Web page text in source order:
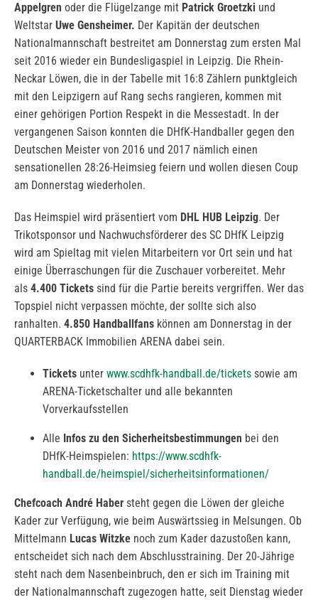
Appelgren oder die Flügelzange mit Patrick Groetzki und
Weltstar Uwe Gensheimer. Der Kapitän der deutschen
Nationalmannschaft bestreitet am Donnerstag zum ersten Mal
seit 2016 wieder ein Bundesligaspiel in Leipzig. Die Rhein-
Neckar Löwen, die in der Tabelle mit 16:8 Zählern punktgleich
mit den Leipzigern auf Rang sechs rangieren, kommen mit
einer gehörigen Portion Respekt in die Messestadt. In der
vergangenen Saison konnten die DHfK-Handballer gegen den
Deutschen Meister von 2016 und 2017 nämlich einen
sensationellen 28:26-Heimsieg feiern und wollen diesen Coup
am Donnerstag wiederholen.
Das Heimspiel wird präsentiert vom DHL HUB Leipzig. Der
Trikotsponsor und Nachwuchsförderer des SC DHfK Leipzig
wird am Spieltag mit vielen Mitarbeitern vor Ort sein und hat
einige Überraschungen für die Zuschauer vorbereitet. Mehr
als 4.400 Tickets sind für die Partie bereits vergriffen. Wer das
Topspiel nicht verpassen möchte, der sollte sich also
ranhalten. 4.850 Handballfans können am Donnerstag in der
QUARTERBACK Immobilien ARENA dabei sein.
Tickets unter www.scdhfk-handball.de/tickets sowie am
ARENA-Ticketschalter und alle bekannten
Vorverkaufsstellen
Alle Infos zu den Sicherheitsbestimmungen bei den
DHfK-Heimspielen: https://www.scdhfk-
handball.de/heimspiel/sicherheitsinformationen/
Chefcoach André Haber steht gegen die Löwen der gleiche
Kader zur Verfügung, wie beim Auswärtssieg in Melsungen. Ob
Mittelmann Lucas Witzke noch zum Kader dazustoßen kann,
entscheidet sich nach dem Abschlusstraining. Der 20-Jährige
steht nach dem Nasenbeinbruch, den er sich im Training mit
der Nationalmannschaft zugezogen hatte, seit Dienstag wieder